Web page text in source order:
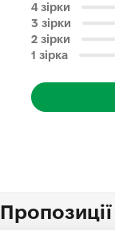
4 зірки
3 зірки
2 зірки
1 зірка